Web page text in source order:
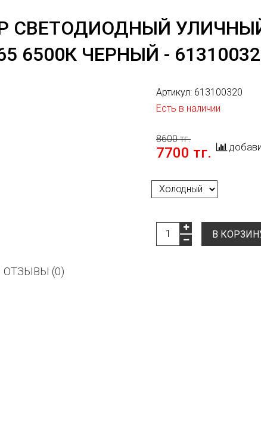
СВЕТОДИОДНЫЙ УЛИЧНЫЙ
6500К ЧЕРНЫЙ -
Артикул: 613100320
Есть в наличии
8600 тг.
7700 тг.
В
ОТЗЫВЫ (0)